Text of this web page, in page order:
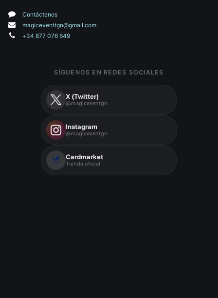
Contáctenos
magiceventtgn@gmail.com
+34 877 076 649
SÍGUENOS EN REDES SOCIALES
X (Twitter)
@magiceventgn
Instagram
@magiceventgn
Cardmarket
Tienda oficial